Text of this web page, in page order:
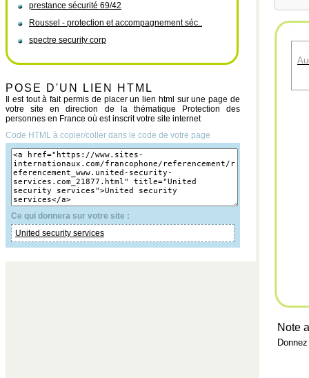
prestance sécurité 69/42
Roussel - protection et accompagnement séc..
spectre security corp
POSE D'UN LIEN HTML
Il est tout à fait permis de placer un lien html sur une page de
votre site en direction de la thématique Protection des
personnes en France où est inscrit votre site internet
Code HTML à copier/coller dans le code de votre page
Ce qui donnera sur votre site :
United security services
Note